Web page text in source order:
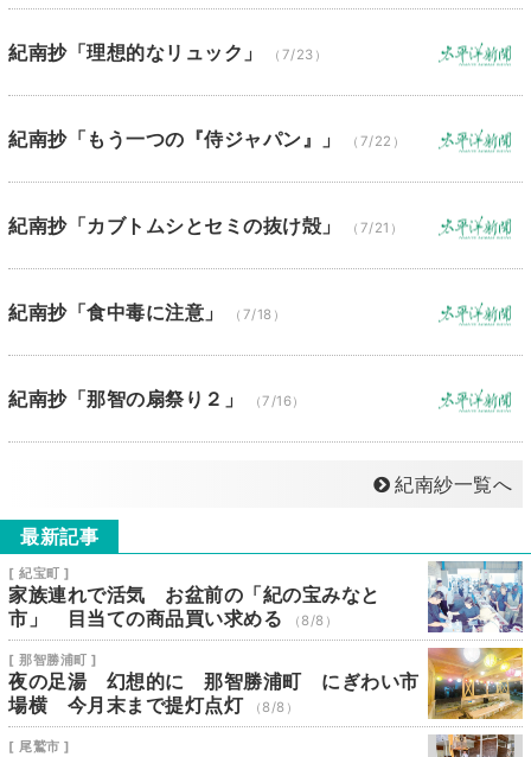
紀南抄「理想的なリュック」 （7/23）
紀南抄「もう一つの『侍ジャパン』」 （7/22）
紀南抄「カブトムシとセミの抜け殻」 （7/21）
紀南抄「食中毒に注意」 （7/18）
紀南抄「那智の扇祭り２」 （7/16）
紀南紗一覧へ
最新記事
[ 紀宝町 ]
家族連れで活気 お盆前の「紀の宝みなと
市」 目当ての商品買い求める
（8/8）
[ 那智勝浦町 ]
夜の足湯 幻想的に 那智勝浦町 にぎわい市
場横 今月末まで提灯点灯
（8/8）
[ 尾鷲市 ]